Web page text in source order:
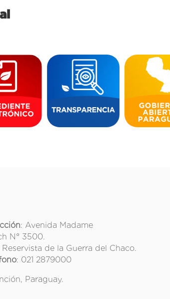
: Avenida Madame
N° 3500.
Reservista de la Guerra del Chaco.
: 021 2879000
Paraguay.